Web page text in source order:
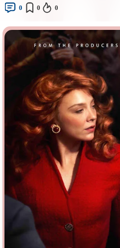
Аниме
Врачи
Дорамы
Киберпанк
Комикс
Наркотики
Основанное нареальных
событиях
Перевод Гоблина
Перевод Кураж-Бамбей
Подростковаяжестокость
Про апокалипсис
Про богатых
Про ведьм
0 0 0